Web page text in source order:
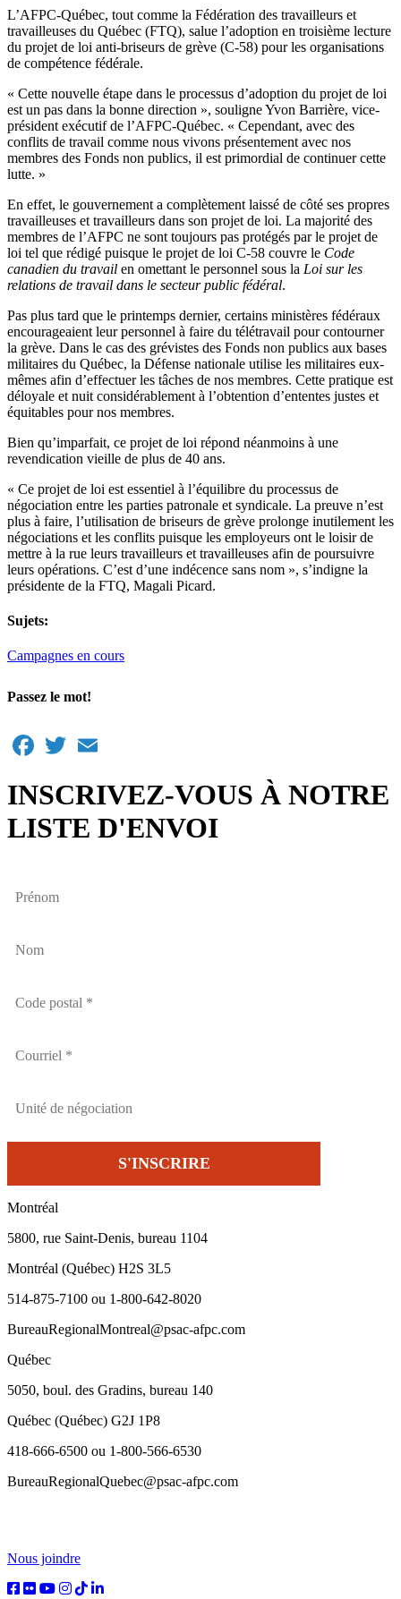
L’AFPC-Québec, tout comme la Fédération des travailleurs et
travailleuses du Québec (FTQ), salue l’adoption en troisième lecture
du projet de loi anti-briseurs de grève (C-58) pour les organisations
de compétence fédérale.
« Cette nouvelle étape dans le processus d’adoption du projet de loi
est un pas dans la bonne direction », souligne Yvon Barrière, vice-
président exécutif de l’AFPC-Québec. « Cependant, avec des
conflits de travail comme nous vivons présentement avec nos
membres des Fonds non publics, il est primordial de continuer cette
lutte. »
En effet, le gouvernement a complètement laissé de côté ses propres
travailleuses et travailleurs dans son projet de loi. La majorité des
membres de l’AFPC ne sont toujours pas protégés par le projet de
loi tel que rédigé puisque le projet de loi C-58 couvre le Code
canadien du travail en omettant le personnel sous la Loi sur les
relations de travail dans le secteur public fédéral.
Pas plus tard que le printemps dernier, certains ministères fédéraux
encourageaient leur personnel à faire du télétravail pour contourner
la grève. Dans le cas des grévistes des Fonds non publics aux bases
militaires du Québec, la Défense nationale utilise les militaires eux-
mêmes afin d’effectuer les tâches de nos membres. Cette pratique est
déloyale et nuit considérablement à l’obtention d’ententes justes et
équitables pour nos membres.
Bien qu’imparfait, ce projet de loi répond néanmoins à une
revendication vieille de plus de 40 ans.
« Ce projet de loi est essentiel à l’équilibre du processus de
négociation entre les parties patronale et syndicale. La preuve n’est
plus à faire, l’utilisation de briseurs de grève prolonge inutilement les
négociations et les conflits puisque les employeurs ont le loisir de
mettre à la rue leurs travailleurs et travailleuses afin de poursuivre
leurs opérations. C’est d’une indécence sans nom », s’indigne la
présidente de la FTQ, Magali Picard.
Sujets:
Campagnes en cours
Passez le mot!
Facebook
Twitter
INSCRIVEZ-VOUS À NOTRE
LISTE D'ENVOI
Montréal
5800, rue Saint-Denis, bureau 1104
Montréal (Québec) H2S 3L5
514-875-7100 ou 1-800-642-8020
BureauRegionalMontreal@psac-afpc.com
Québec
5050, boul. des Gradins, bureau 140
Québec (Québec) G2J 1P8
418-666-6500 ou 1-800-566-6530
BureauRegionalQuebec@psac-afpc.com
Nous joindre